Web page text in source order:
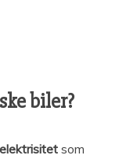
biler?
elektrisitet som